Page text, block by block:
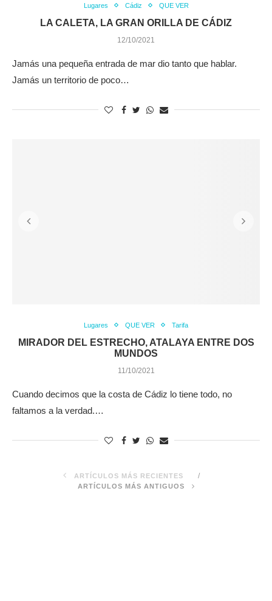
Lugares Cádiz QUE VER
LA CALETA, LA GRAN ORILLA DE CÁDIZ
12/10/2021
Jamás una pequeña entrada de mar dio tanto que hablar.
Jamás un territorio de poco…
Lugares QUE VER Tarifa
MIRADOR DEL ESTRECHO, ATALAYA ENTRE DOS
MUNDOS
11/10/2021
Cuando decimos que la costa de Cádiz lo tiene todo, no
faltamos a la verdad.…
ARTÍCULOS MÁS RECIENTES
ARTÍCULOS MÁS ANTIGUOS